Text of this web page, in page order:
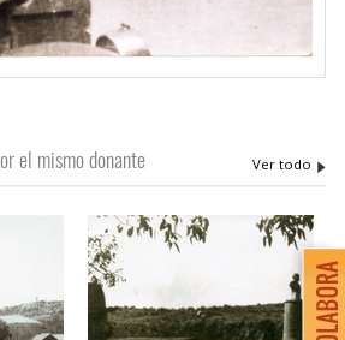
el mismo donante